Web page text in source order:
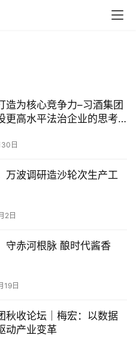
注册
造为核心竞争力–习酒集团
更高水平法治企业的思考
日
万波调研造沙轮次生产工
2日
守赤河根脉 酿时代酱香
19日
秋收论坛｜梅宏：以数据
动产业变革